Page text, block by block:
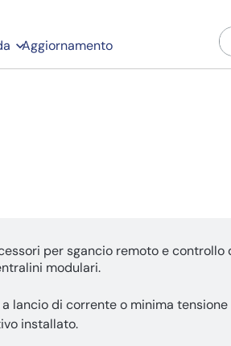
Aggiornamento
per sgancio remoto e controllo
modulari.
lancio di corrente o minima tensione
installato.